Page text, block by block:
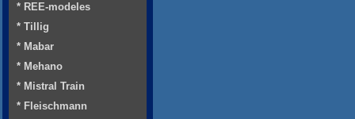
* REE-modeles
* Tillig
* Mabar
* Mehano
* Mistral Train
* Fleischmann